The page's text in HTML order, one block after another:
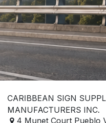
CARIBBEAN SIGN
MANUFACTURERS INC.
4 Munet Court Pueblo